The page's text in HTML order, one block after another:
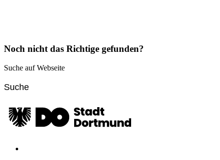
Noch nicht das Richtige gefunden?
Suche auf Webseite